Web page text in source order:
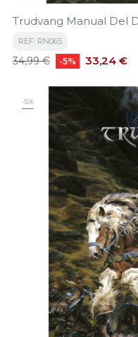
Trudvang Manual Del
REF: RN065
Precio
34,99 € -5% Precio
33,24 €
-5%